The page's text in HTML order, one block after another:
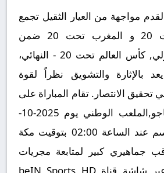
مواجهة من العيار الثقيل تجمع
بين الأرجنتين تحت 20 و المغرب تحت 20 ضمن
منافسات بطولة دولي, كأس العالم تحت 20 - النهائي،
بالإثارة والتشويق نظراً لقوة
تحقيق الانتصار. تقام المباراة على
أرضية ملعب سانتياجو,الملعب الوطني يوم 2025-10-
20، في توقيت حاسم عند الساعة 02:00 بتوقيت مكة
جماهيري كبير لمتابعة مجريات